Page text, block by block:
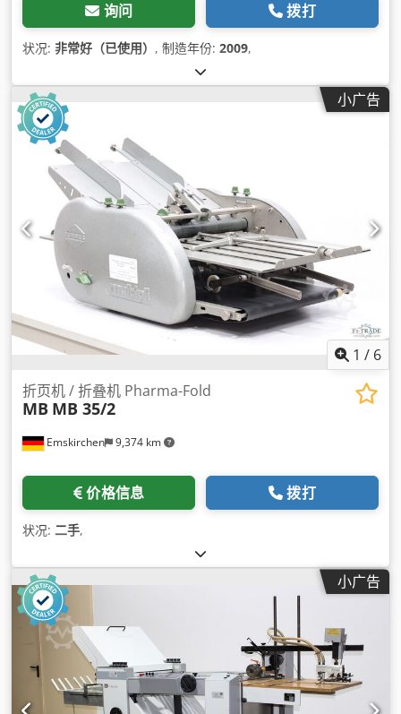
询问 拨打
状况: 非常好（已使用） , 制造年份: 2009,
小广告
1 / 6
Emskirchen 9,374 km
折页机 / 折叠机 Pharma-Fold
MB MB 35/2
价格信息 拨打
状况: 二手,
小广告